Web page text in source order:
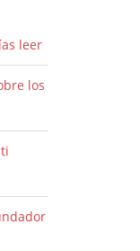
leer
los